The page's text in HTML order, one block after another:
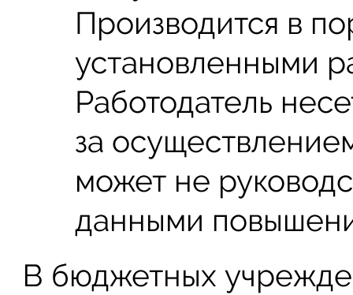
Производится в
установленными
Работодатель
за
может не
данными
В бюджетных